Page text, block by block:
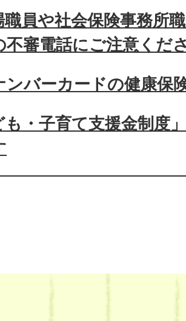
職員や社会保険事務所
不審電話にご注意くだ
ンバーカードの健康保
も・子育て支援金制度